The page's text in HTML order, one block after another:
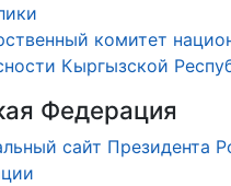
комитет
Кыргызской
Федерация
сайт Президента